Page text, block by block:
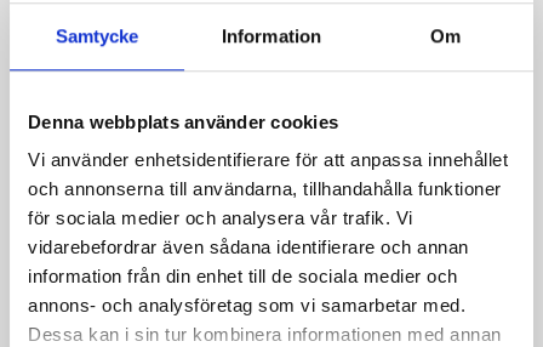
Samtycke Information Om
Denna webbplats använder cookies
Vi använder enhetsidentifierare för att anpassa innehållet
och annonserna till användarna, tillhandahålla funktioner
för sociala medier och analysera vår trafik. Vi
vidarebefordrar även sådana identifierare och annan
information från din enhet till de sociala medier och
annons- och analysföretag som vi samarbetar med.
Dessa kan i sin tur kombinera informationen med annan
Sesampanerade
kycklingklubbor
med stekt ris
Asiatisk
kycklingklubba med
gräddkokt salladskål